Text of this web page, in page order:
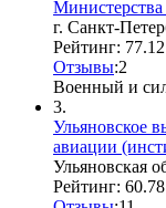
г. Санкт-
Рейтинг: 77.12
Отзывы:2
Военный и
3.
Ульяновское
авиации
Ульяновская
Рейтинг: 60.78